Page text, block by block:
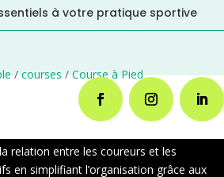
à votre pratique sportive
/courses/Course à Pied
relation entre les coureurs et les
en simplifiant l’organisation grâce aux